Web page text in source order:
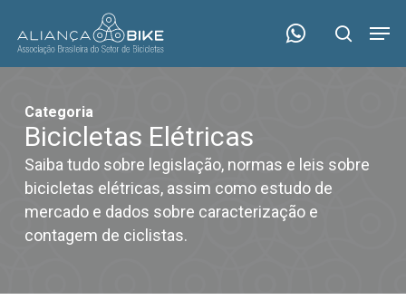
main
search
Categoria
Bicicletas Elétricas
Saiba tudo sobre legislação, normas e leis sobre
bicicletas elétricas, assim como estudo de
mercado e dados sobre caracterização e
contagem de ciclistas.